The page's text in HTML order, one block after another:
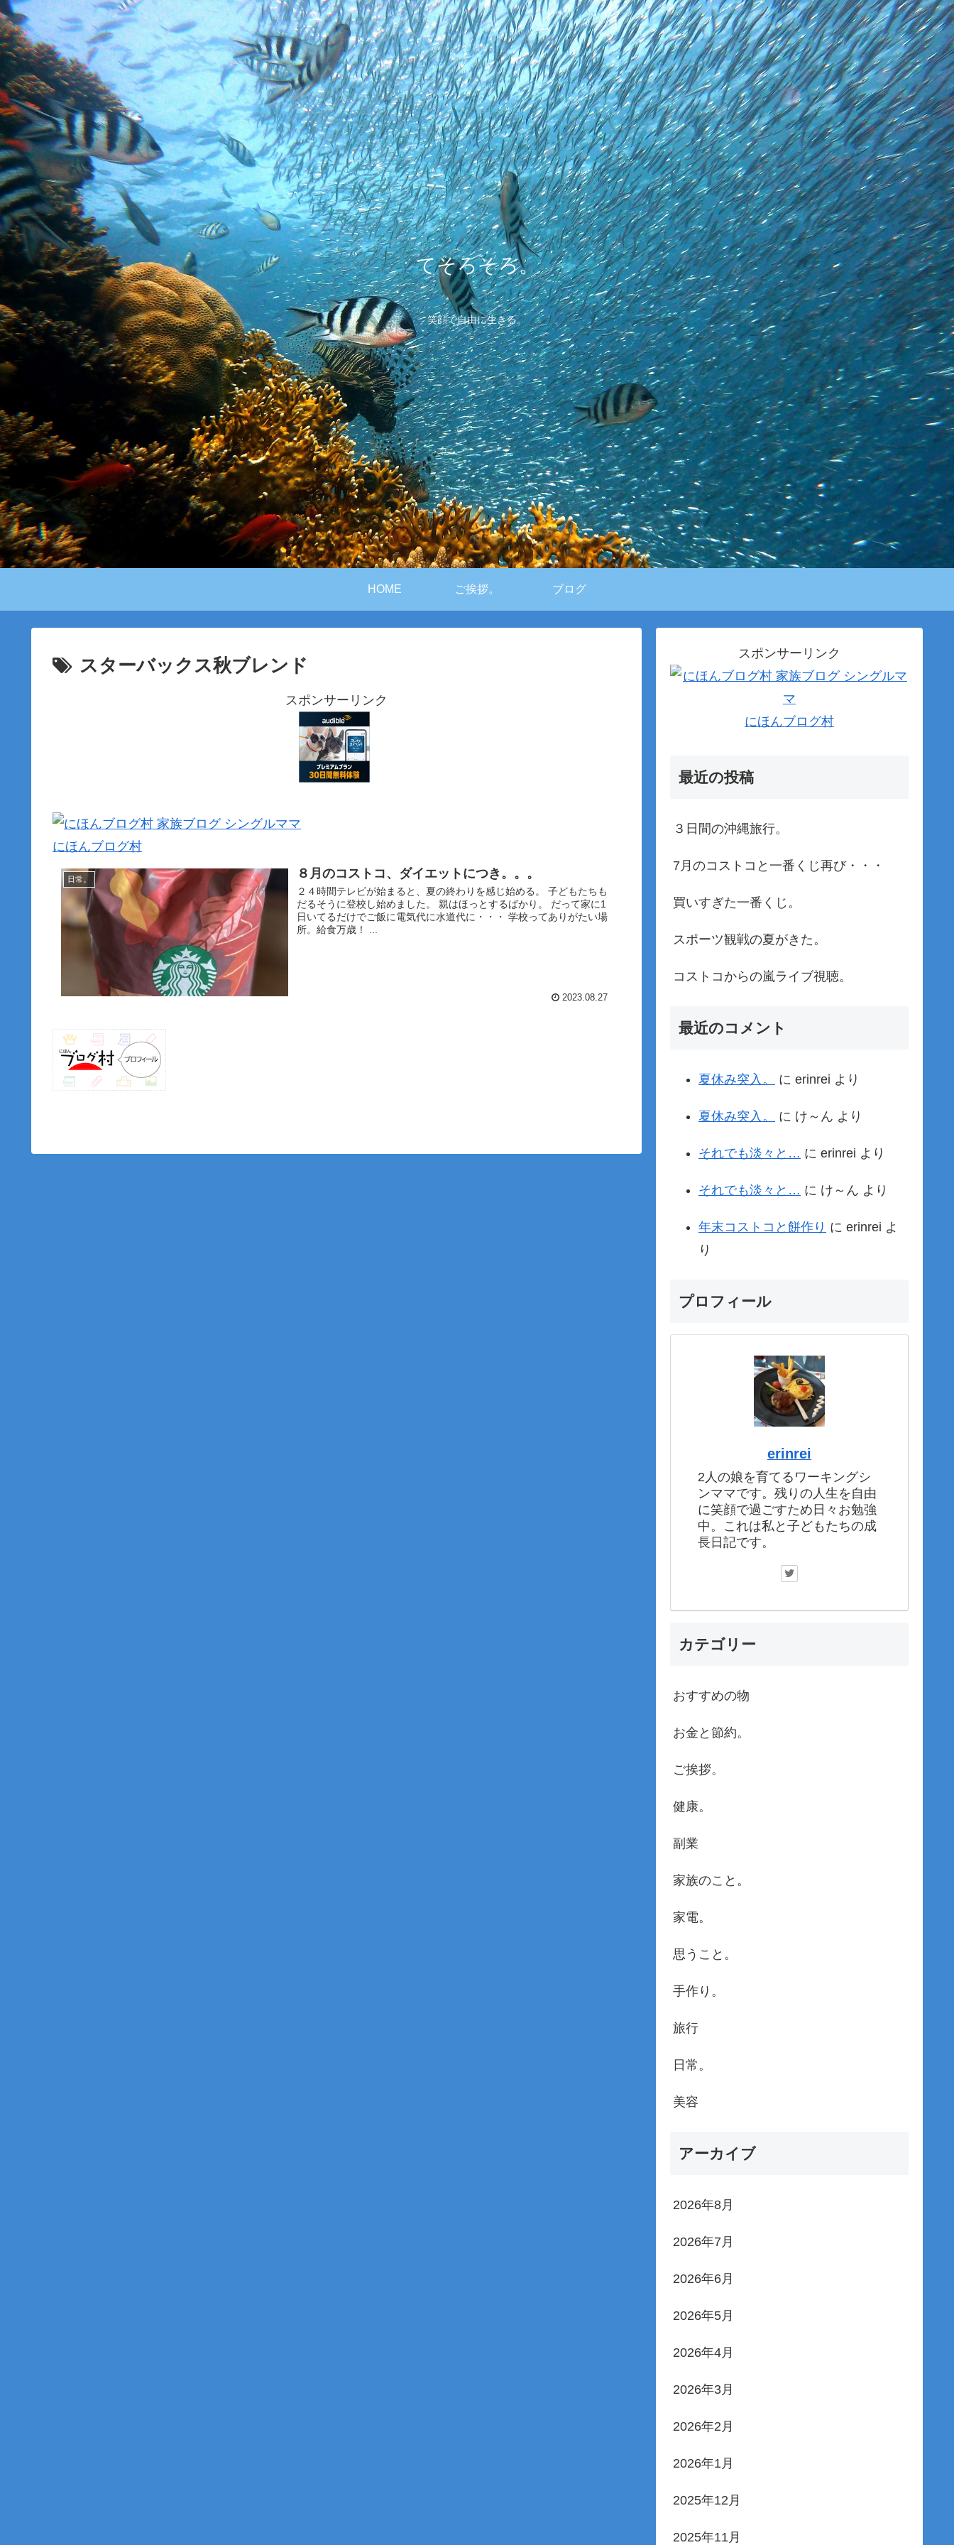
てそろそろ。
笑顔で自由に生きる。
HOME ご挨拶。 ブログ
スターバックス秋ブレンド
スポンサーリンク
にほんブログ村
日常。 ８月のコストコ、ダイエットにつき。。。
２４時間テレビが始まると、夏の終わりを感じ始める。 子どもたちも
だるそうに登校し始めました。 親はほっとするばかり。 だって家に1
日いてるだけでご飯に電気代に水道代に・・・ 学校ってありがたい場
所。給食万歳！ ...
2023.08.27
スポンサーリンク
にほんブログ村
最近の投稿
３日間の沖縄旅行。
7月のコストコと一番くじ再び・・・
買いすぎた一番くじ。
スポーツ観戦の夏がきた。
コストコからの嵐ライブ視聴。
最近のコメント
夏休み突入。 に erinrei より
夏休み突入。 に け～ん より
それでも淡々と… に erinrei より
それでも淡々と… に け～ん より
年末コストコと餅作り に erinrei よ
り
プロフィール
erinrei
2人の娘を育てるワーキングシ
ンママです。残りの人生を自由
に笑顔で過ごすため日々お勉強
中。これは私と子どもたちの成
長日記です。
カテゴリー
おすすめの物
お金と節約。
ご挨拶。
健康。
副業
家族のこと。
家電。
思うこと。
手作り。
旅行
日常。
美容
アーカイブ
2026年8月
2026年7月
2026年6月
2026年5月
2026年4月
2026年3月
2026年2月
2026年1月
2025年12月
2025年11月